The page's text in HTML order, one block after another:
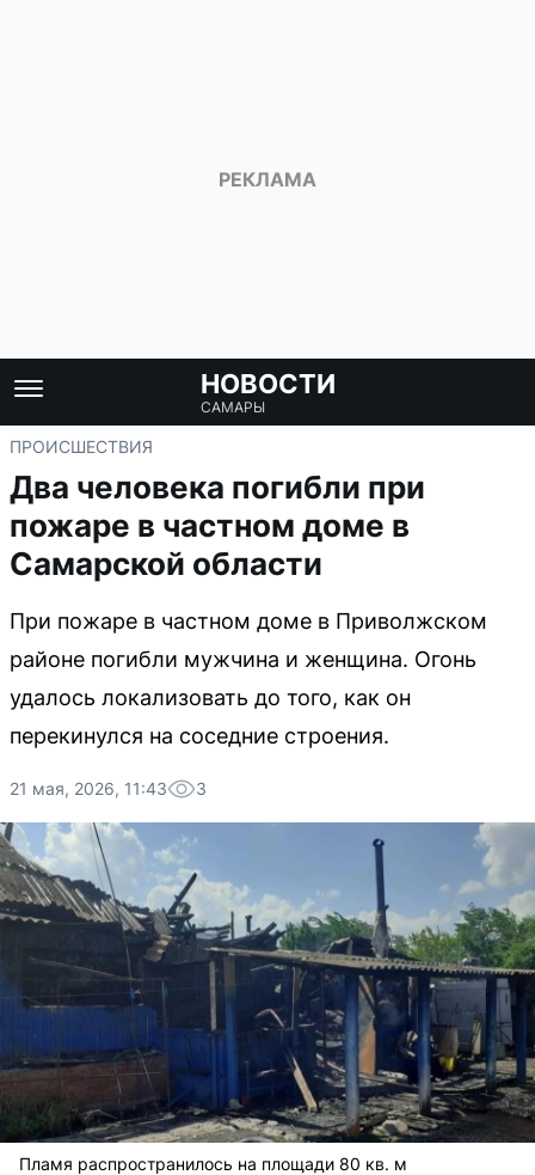
НОВОСТИ
САМАРЫ
ПРОИСШЕСТВИЯ
Два человека погибли при
пожаре в частном доме в
Самарской области
При пожаре в частном доме в Приволжском
районе погибли мужчина и женщина. Огонь
удалось локализовать до того, как он
перекинулся на соседние строения.
21 мая, 2026, 11:43 3
Пламя распространилось на площади 80 кв. м